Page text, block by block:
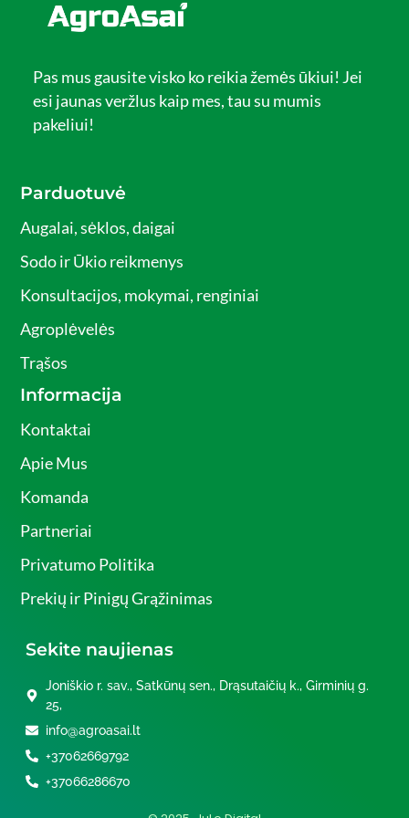
Pas mus gausite visko ko reikia žemės ūkiui! Jei
esi jaunas veržlus kaip mes, tau su mumis
pakeliui!
Parduotuvė
Augalai, sėklos, daigai
Sodo ir Ūkio reikmenys
Konsultacijos, mokymai, renginiai
Agroplėvelės
Trąšos
Informacija
Kontaktai
Apie Mus
Komanda
Partneriai
Privatumo Politika
Prekių ir Pinigų Grąžinimas
Sekite naujienas
Joniškio r. sav., Satkūnų sen., Drąsutaičių k., Girminių g.
25,
info@agroasai.lt
+37062669792
+37066286670